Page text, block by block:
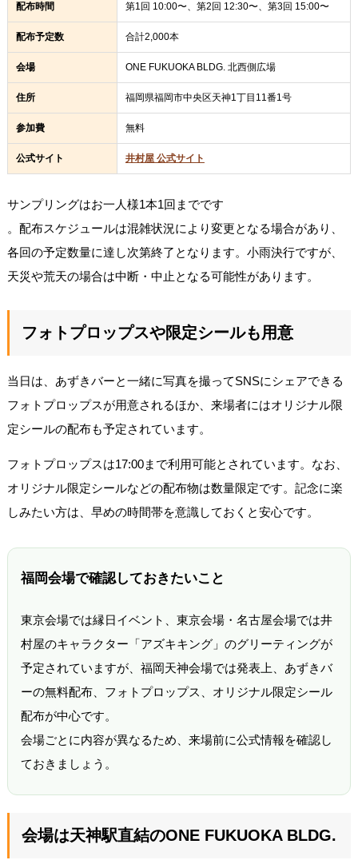
配布時間 第1回 10:00〜、第2回 12:30〜、第3回 15:00〜
配布予定数 合計2,000本
会場 ONE FUKUOKA BLDG. 北西側広場
住所 福岡県福岡市中央区天神1丁目11番1号
参加費 無料
公式サイト 井村屋 公式サイト
サンプリングはお一人様1本1回までです
。配布スケジュールは混雑状況により変更となる場合があり、
各回の予定数量に達し次第終了となります。小雨決行ですが、
天災や荒天の場合は中断・中止となる可能性があります。
フォトプロップスや限定シールも用意
当日は、あずきバーと一緒に写真を撮ってSNSにシェアできる
フォトプロップスが用意されるほか、来場者にはオリジナル限
定シールの配布も予定されています。
フォトプロップスは17:00まで利用可能とされています。なお、
オリジナル限定シールなどの配布物は数量限定です。記念に楽
しみたい方は、早めの時間帯を意識しておくと安心です。
福岡会場で確認しておきたいこと
東京会場では縁日イベント、東京会場・名古屋会場では井
村屋のキャラクター「アズキキング」のグリーティングが
予定されていますが、福岡天神会場では発表上、あずきバ
ーの無料配布、フォトプロップス、オリジナル限定シール
配布が中心です。
会場ごとに内容が異なるため、来場前に公式情報を確認し
ておきましょう。
会場は天神駅直結のONE FUKUOKA BLDG.